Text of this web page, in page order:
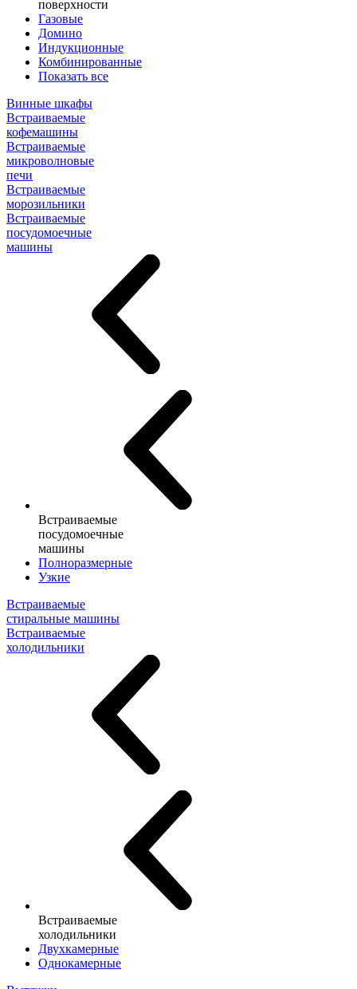
поверхности
Газовые
Домино
Индукционные
Комбинированные
Показать все
Винные шкафы
Встраиваемые
кофемашины
Встраиваемые
микроволновые
печи
Встраиваемые
морозильники
Встраиваемые
посудомоечные
машины
Встраиваемые
посудомоечные
машины
Полноразмерные
Узкие
Встраиваемые
стиральные машины
Встраиваемые
холодильники
Встраиваемые
холодильники
Двухкамерные
Однокамерные